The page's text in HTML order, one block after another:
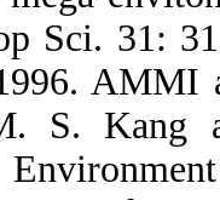
genotypes.
R. W.
85-122.
Genotype